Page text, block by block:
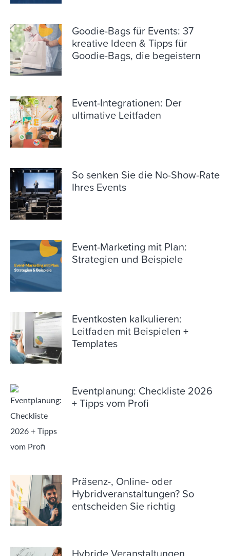
Goodie-Bags für Events: 37
kreative Ideen & Tipps für
Goodie-Bags, die begeistern
Event-Integrationen: Der
ultimative Leitfaden
So senken Sie die No-Show-Rate
Ihres Events
Event-Marketing mit Plan:
Strategien und Beispiele
Eventkosten kalkulieren:
Leitfaden mit Beispielen +
Templates
Eventplanung: Checkliste 2026
+ Tipps vom Profi
Präsenz-, Online- oder
Hybridveranstaltungen? So
entscheiden Sie richtig
Hybride Veranstaltungen